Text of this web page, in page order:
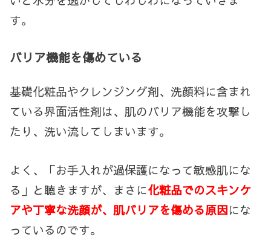
す。
バリア機能を傷めている
基礎化粧品やクレンジング剤、洗顔料に含まれ
ている界面活性剤は、肌のバリア機能を攻撃し
たり、洗い流してしまいます。
よく、「お手入れが過保護になって敏感肌にな
る」と聴きますが、まさに化粧品でのスキンケ
アや丁寧な洗顔が、肌バリアを傷める原因にな
っているのです。